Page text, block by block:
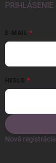
PRIHLÁSENIE
E-MAIL
HESLO
Nová registrácia